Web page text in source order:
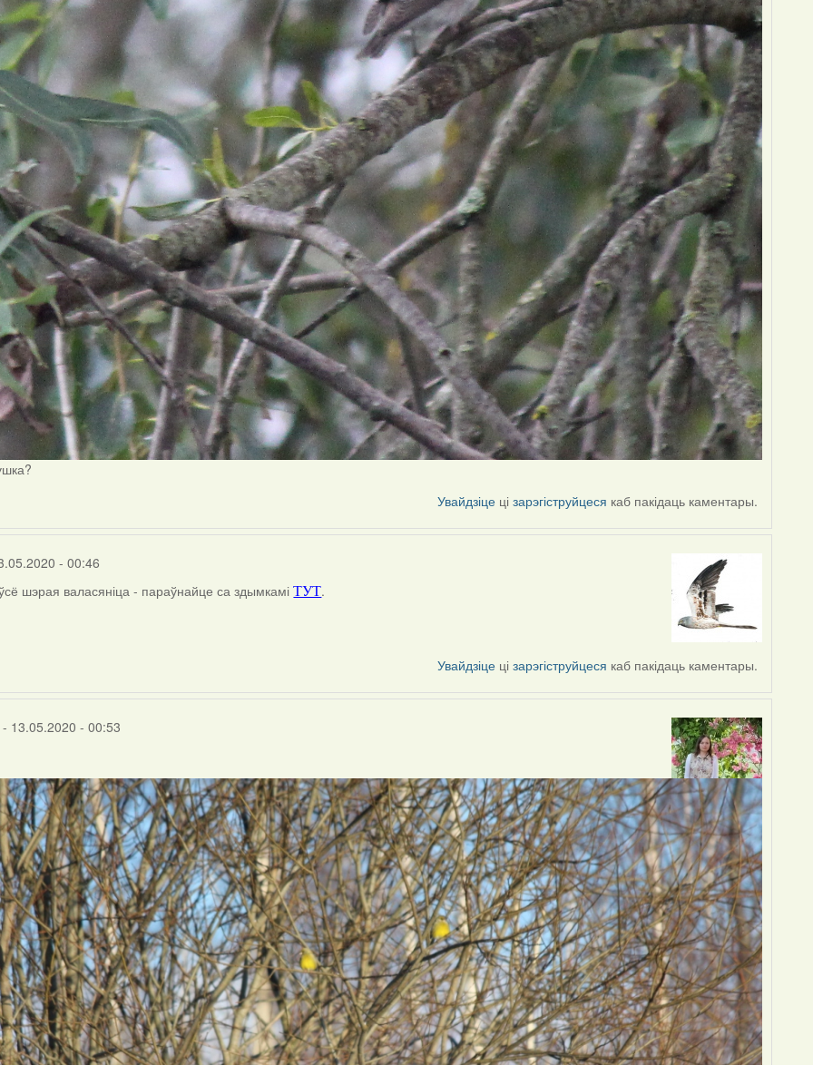
Увайдзіце цізарэгіструйцеся каб пакідаць каментары.
- 00:46
шэрая валасяніца - параўнайце са здымкаміТУТ.
Увайдзіце цізарэгіструйцеся каб пакідаць каментары.
- 13.05.2020 - 00:53